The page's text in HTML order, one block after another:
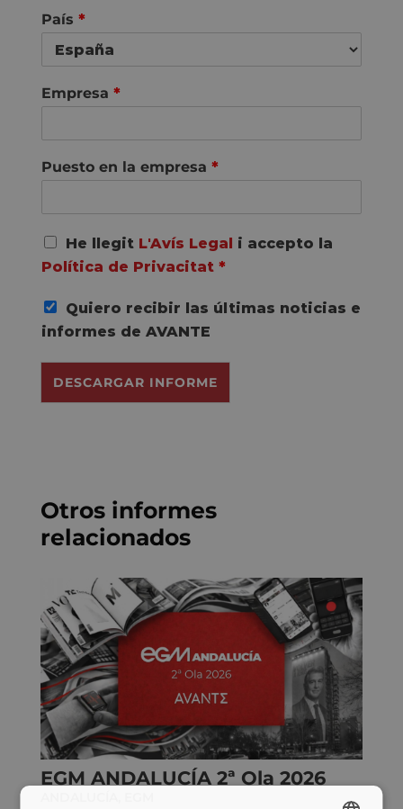
País *
Empresa *
Puesto en la empresa *
A
c
u
r
d
R
P
He llegit L'Avís Legal
i accepto la
Política de Privacitat *
Quiero recibir las últimas noticias e
informes de AVANTE
DESCARGAR INFORME
Otros informes
relacionados
EGM ANDALUCÍA 2ª Ola 2026